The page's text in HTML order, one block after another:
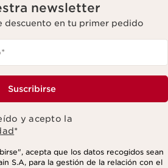
newsletter
descuento en tu primer pedido
*
Suscribirse
y acepto la
*
acepta que los datos recogidos sean
S.A, para la gestión de la relación con el